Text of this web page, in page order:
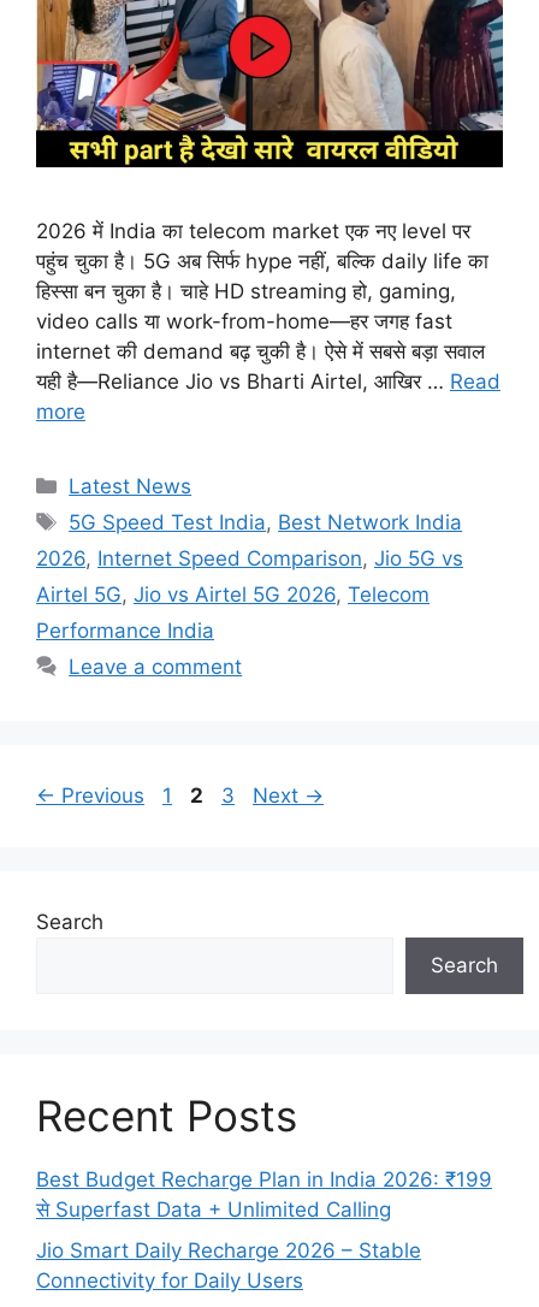
2026 में India का telecom market एक नए level पर
पहुंच चुका है। 5G अब सिर्फ hype नहीं, बल्कि daily life का
हिस्सा बन चुका है। चाहे HD streaming हो, gaming,
video calls या work-from-home—हर जगह fast
internet की demand बढ़ चुकी है। ऐसे में सबसे बड़ा सवाल
यही है—Reliance Jio vs Bharti Airtel, आखिर … Read
more
Categories
Latest News
Tags
5G Speed Test India, Best Network India
2026, Internet Speed Comparison, Jio 5G vs
Airtel 5G, Jio vs Airtel 5G 2026, Telecom
Performance India
Leave a comment
← Previous Page
1 Page
2 Page
3 Next →
Search
Search
Recent Posts
Best Budget Recharge Plan in India 2026: ₹199
से Superfast Data + Unlimited Calling
Jio Smart Daily Recharge 2026 – Stable
Connectivity for Daily Users